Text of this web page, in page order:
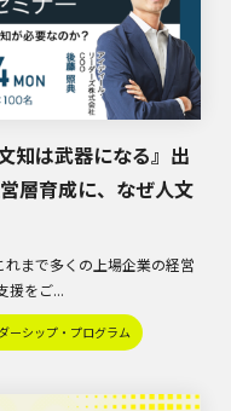
知は武器になる』出
層育成に、なぜ人文
まで多くの上場企業の経営
援をご...
ーシップ・プログラム